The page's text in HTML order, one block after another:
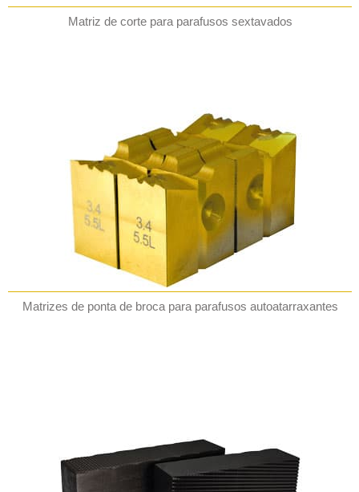
Matriz de corte para parafusos sextavados
Matrizes de ponta de broca para parafusos autoatarraxantes